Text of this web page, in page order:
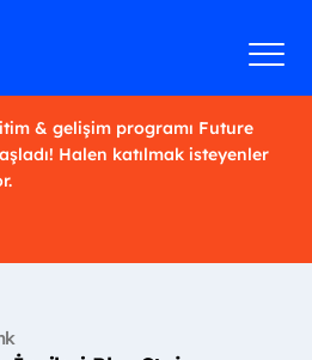
& gelişim programı Future
Halen katılmak isteyenler